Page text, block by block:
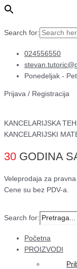
Search for:
Pređi
024556550
Ponedeljak -
Prijava / Registracija
KANCELARIJSKA
KANCELARIJSKI
30 GODINA
Veleprodaja za
Cene su bez PDV-a.
Search for:
Main
Menu
Početna
PROIZVODI
Streč
folija